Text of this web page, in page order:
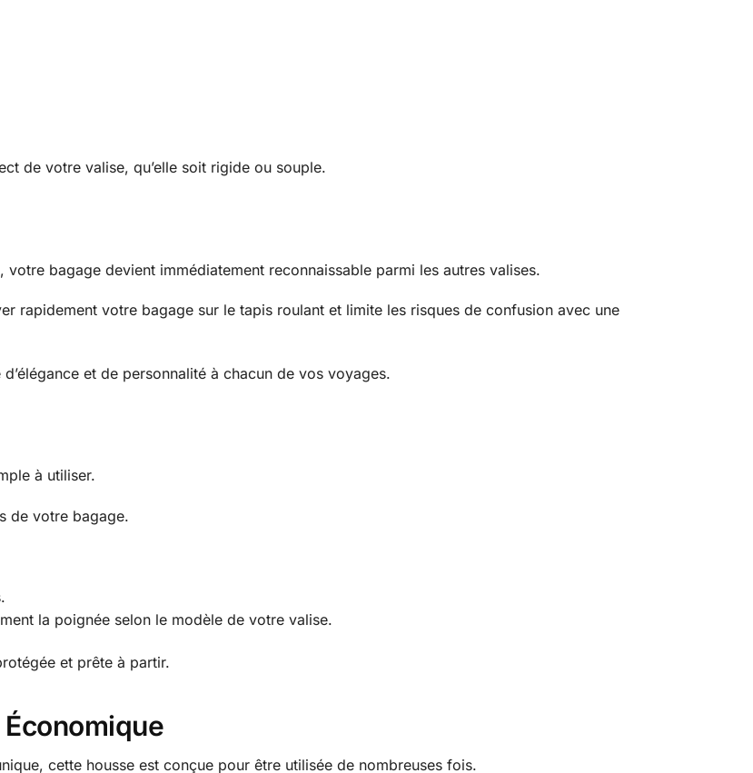
de votre valise, qu’elle soit rigide ou souple.
, votre bagage devient immédiatement reconnaissable parmi les autres valises.
rapidement votre bagage sur le tapis roulant et limite les risques de confusion avec une
et de personnalité à chacun de vos voyages.
à utiliser.
de votre bagage.
la poignée selon le modèle de votre valise.
et prête à partir.
cette housse est conçue pour être utilisée de nombreuses fois.